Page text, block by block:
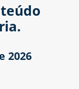
2026